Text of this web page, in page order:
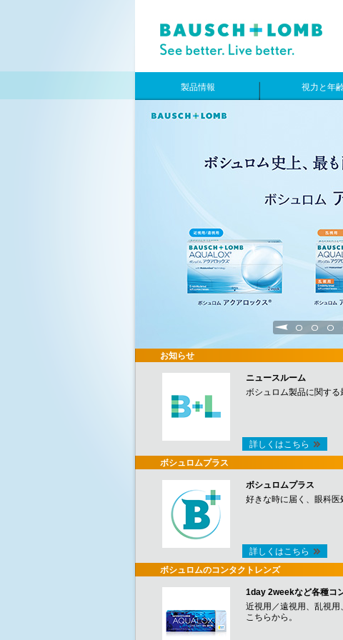
製品情報 視力と年
1 2 3
お知らせ
ニュースルーム
ボシュロム製品に関する
詳しくはこちら
ボシュロムプラス
ボシュロムプラス
好きな時に届く、眼科医
詳しくはこちら
ボシュロムのコンタクトレンズ
1day 2weekなど各種コ
近視用／遠視用、乱視
こちらから。